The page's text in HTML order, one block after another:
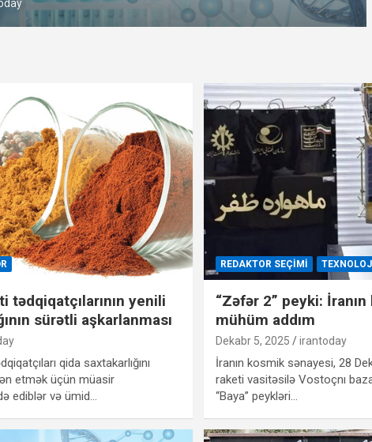
tədqiqatçılarının yenili
sürətli aşkarlanması
qida saxtakarlığını
etmək üçün müasir
ediblər və ümid…
REDAKTOR SEÇIMI
“Zəfər 2” peyki:
mühüm addım
Dekabr 5, 2025 irantoday
İranın kosmik sənayesi, 28
raketi vasitəsilə Vostoçnı
“Baya” peykləri…